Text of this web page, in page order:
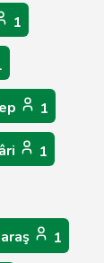
1
1
1
1